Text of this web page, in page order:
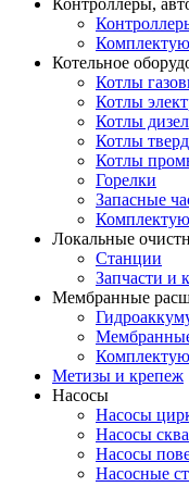
Контроллеры,
Котельное
Котлы
Котлы
Котлы
Котлы
Котлы
Горелки
Запасные
Локальные
Станции
Запчасти
Мембранные
Метизы и крепеж
Насосы
Насосы
Насосы
Насосы
Насосные